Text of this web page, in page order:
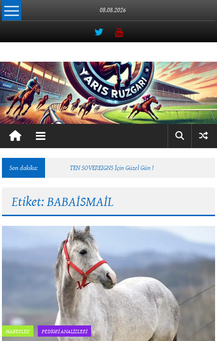
İçeriğe
geç
08.08.2026
Yarış
Rüzgarı
Atçılığın
Online
Adresi
Son dakika: TEN SOVEREIGNS İçin Güzel Gün !
Etiket: BABAİSMAİL
HABERLER PEDİGRİ ANALİZLERİ